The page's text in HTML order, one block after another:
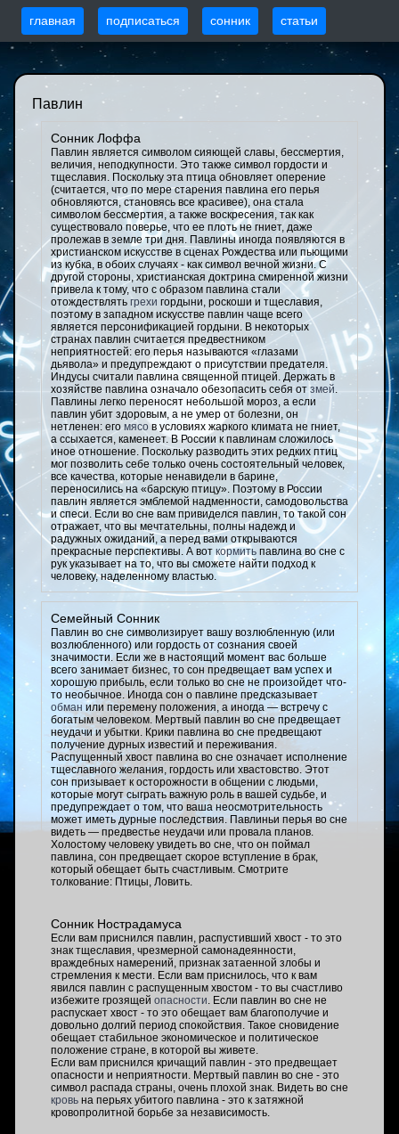
главная подписаться сонник статьи
Павлин
Сонник Лоффа
Павлин является символом сияющей славы, бессмертия,
величия, неподкупности. Это также символ гордости и
тщеславия. Поскольку эта птица обновляет оперение
(считается, что по мере старения павлина его перья
обновляются, становясь все красивее), она стала
символом бессмертия, а также воскресения, так как
существовало поверье, что ее плоть не гниет, даже
пролежав в земле три дня. Павлины иногда появляются в
христианском искусстве в сценах Рождества или пьющими
из кубка, в обоих случаях - как символ вечной жизни. С
другой стороны, христианская доктрина смиренной жизни
привела к тому, что с образом павлина стали
отождествлять грехи гордыни, роскоши и тщеславия,
поэтому в западном искусстве павлин чаще всего
является персонификацией гордыни. В некоторых
странах павлин считается предвестником
неприятностей: его перья называются «глазами
дьявола» и предупреждают о присутствии предателя.
Индусы считали павлина священной птицей. Держать в
хозяйстве павлина означало обезопасить себя от змей.
Павлины легко переносят небольшой мороз, а если
павлин убит здоровым, а не умер от болезни, он
нетленен: его мясов условиях жаркого климата не гниет,
а ссыхается, каменеет. В России к павлинам сложилось
иное отношение. Поскольку разводить этих редких птиц
мог позволить себе только очень состоятельный человек,
все качества, которые ненавидели в барине,
переносились на «барскую птицу». Поэтому в России
павлин является эмблемой надменности, самодовольства
и спеси. Если во сне вам привиделся павлин, то такой сон
отражает, что вы мечтательны, полны надежд и
радужных ожиданий, а перед вами открываются
прекрасные перспективы. А вот кормить павлина во сне с
рук указывает на то, что вы сможете найти подход к
человеку, наделенному властью.
Семейный Сонник
Павлин во сне символизирует вашу возлюбленную (или
возлюбленного) или гордость от сознания своей
значимости. Если же в настоящий момент вас больше
всего занимает бизнес, то сон предвещает вам успех и
хорошую прибыль, если только во сне не произойдет что-
то необычное. Иногда сон о павлине предсказывает
обман или перемену положения, а иногда — встречу с
богатым человеком. Мертвый павлин во сне предвещает
неудачи и убытки. Крики павлина во сне предвещают
получение дурных известий и переживания.
Распущенный хвост павлина во сне означает исполнение
тщеславного желания, гордость или хвастовство. Этот
сон призывает к осторожности в общении с людьми,
которые могут сыграть важную роль в вашей судьбе, и
предупреждает о том, что ваша неосмотрительность
может иметь дурные последствия. Павлиньи перья во сне
видеть — предвестье неудачи или провала планов.
Холостому человеку увидеть во сне, что он поймал
павлина, сон предвещает скорое вступление в брак,
который обещает быть счастливым. Смотрите
толкование: Птицы, Ловить.
Сонник Нострадамуса
Если вам приснился павлин, распустивший хвост - то это
знак тщеславия, чрезмерной самонадеянности,
враждебных намерений, признак затаенной злобы и
стремления к мести. Если вам приснилось, что к вам
явился павлин с распущенным хвостом - то вы счастливо
избежите грозящей опасности. Если павлин во сне не
распускает хвост - то это обещает вам благополучие и
довольно долгий период спокойствия. Такое сновидение
обещает стабильное экономическое и политическое
положение стране, в которой вы живете.
Если вам приснился кричащий павлин - это предвещает
опасности и неприятности. Мертвый павлин во сне - это
символ распада страны, очень плохой знак. Видеть во сне
кровь на перьях убитого павлина - это к затяжной
кровопролитной борьбе за независимость.